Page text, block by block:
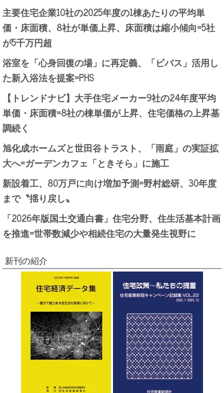
主要住宅企業10社の2025年度の1棟あたりの平均単
価・床面積、8社が単価上昇、床面積は縮小傾向=5社
が5千万円超
浴室を「心身回復の場」に再定義、「ビバス」活用し
た新入浴法を提案=PHS
【トレンドナビ】大手住宅メーカー9社の24年度平均
単価・床面積=8社の棟単価が上昇、住宅価格の上昇基
調続く
旭化成ホームズと世田谷トラスト、「雨庭」の実証拡
大へ=ガーデンカフェ「ときそら」に施工
新設着工、80万戸に向け増加予測=野村総研、30年度
まで〝揺り戻し〟
「2026年版国土交通白書」住宅分野、住生活基本計画
を推進=世帯数減少や相続住宅の大量発生視野に
新刊の紹介